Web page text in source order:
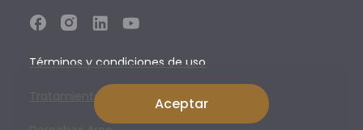
Términos y condiciones de uso
Tratamiento de datos personales
Aceptar